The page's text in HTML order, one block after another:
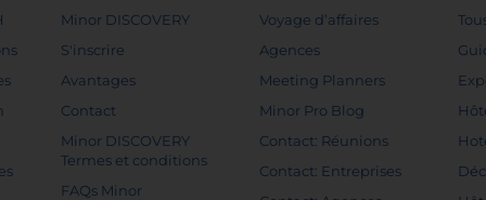
Minor DISCOVERY
S'inscrire
Avantages
Contact
Minor DISCOVERY
Termes et conditions
FAQs Minor
Voyage d’affaires
Agences
Meeting Planners
Minor Pro Blog
Contact: Réunions
Contact: Entreprises